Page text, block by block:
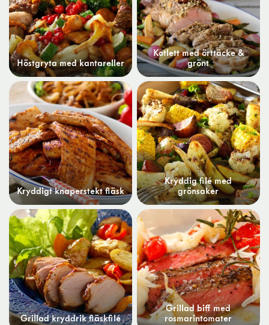
Höstgryta med kantareller
Kotlett med örttäcke &
grönt
Kryddigt knaperstekt fläsk
Kryddig filé med
grönsaker
Grillad kryddrik fläskfilé
Grillad biff med
rosmarintomater